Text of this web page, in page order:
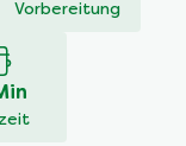
Vorbereitung